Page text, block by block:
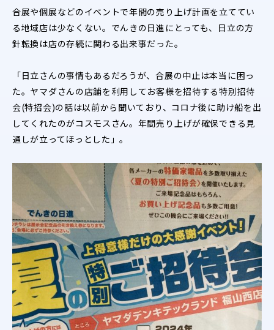
合展や個展などのイベントで年間の売り上げ計画を立ててい
る地域店は少なくない。でんきの日進にとっても、日立の方
針転換は店の存続に関わる出来事だった。
「日立さんの事情もあるだろうが、合展の中止は本当に困っ
た。ヤマダさんの店舗を利用してお客様を招待する特別招待
会(特招会)の話は以前から聞いており、コロナ後に助け船を出
してくれたのがコスモスさん。年間売り上げが確保できる見
通しが立ってほっとした」。